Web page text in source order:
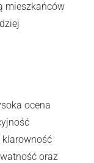
mieszkańców
ocena
klarowność
oraz